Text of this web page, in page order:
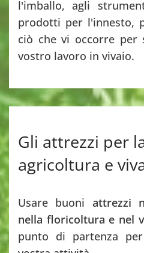
l'imballo, agli
prodotti per l'innesto,
ciò che vi occorre per
vostro lavoro in vivaio.
Gli attrezzi per
agricoltura e
Usare buoni attrezzi
nella floricoltura e nel
punto di partenza